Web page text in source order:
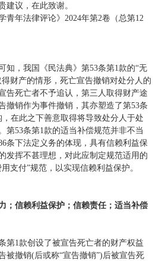
建议，在此致谢。
青年法律评论》2024年第2卷（总第12
知，我国《民法典》第53条第1款的“无
财产的情形，死亡宣告撤销对处分人的
告死亡者不予追认，第三人取得财产途
撤销作为事件撤销，其亦塑造了第53条
在此之下善意取得将导致处分人于处
第53条第1款的适当补偿规范并非不当
条下法定义务的体现，具有信赖利益保
发挥不甚理想，对此应制定规范适用的
支付”规范，以实现信赖利益保护。
；信赖利益保护；信赖责任；适当补偿
第1款创设了被宣告死亡者的财产权益
被撤销(后或称“宣告撤销”)后被宣告死